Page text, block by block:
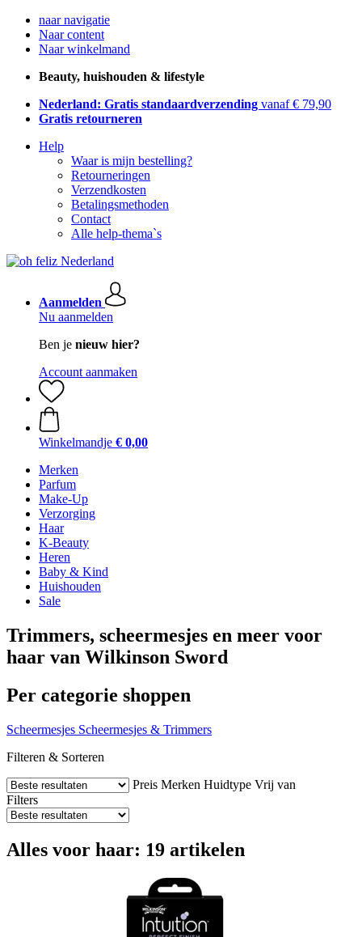
naar navigatie
Naar content
Naar winkelmand
Beauty, huishouden & lifestyle
Nederland: Gratis standaardverzending vanaf € 79,90
Gratis retourneren
Help
Waar is mijn bestelling?
Retourneringen
Verzendkosten
Betalingsmethoden
Contact
Alle help-thema`s
Aanmelden
Nu aanmelden
Ben je nieuw hier?
Account aanmaken
Winkelmandje € 0,00
Merken
Parfum
Make-Up
Verzorging
Haar
K-Beauty
Heren
Baby & Kind
Huishouden
Sale
Trimmers, scheermesjes en meer voor
haar van Wilkinson Sword
Per categorie shoppen
Scheermesjes Scheermesjes & Trimmers
Filteren & Sorteren
Preis Merken Huidtype Vrij van
Filters
Alles voor haar: 19 artikelen